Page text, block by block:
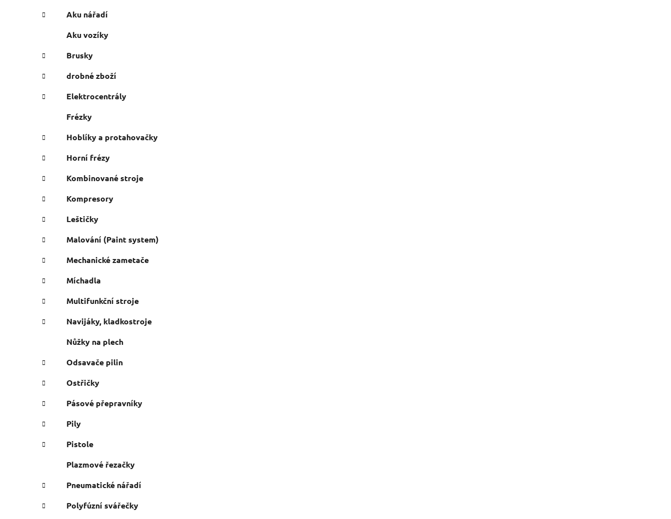
Aku nářadí
Aku vozíky
Brusky
drobné zboží
Elektrocentrály
Frézky
Hoblíky a protahovačky
Horní frézy
Kombinované stroje
Kompresory
Leštičky
Malování (Paint system)
Mechanické zametače
Míchadla
Multifunkční stroje
Navijáky, kladkostroje
Nůžky na plech
Odsavače pilin
Ostřičky
Pásové přepravníky
Pily
Pistole
Plazmové řezačky
Pneumatické nářadí
Polyfúzní svářečky